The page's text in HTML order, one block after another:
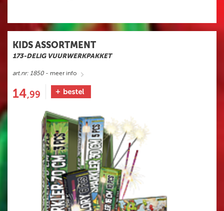
KIDS ASSORTMENT
173-DELIG VUURWERKPAKKET
art.nr: 1850 - meer info
14,99